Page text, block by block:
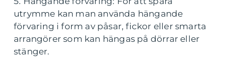
utrymme kan man använda hängande
förvaring i form av påsar, fickor eller smarta
arrangörer som kan hängas på dörrar eller
stänger.